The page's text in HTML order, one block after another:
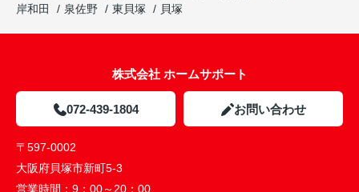
岸和田
泉佐野 東貝塚 貝塚
株式会社 ホームサポート
072-439-1804 お問い合わせ
〒597-0002
大阪府貝塚市新町5-3
営業時間： 9：00～20：00